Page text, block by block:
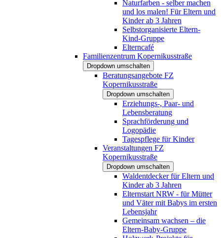
Naturfarben - selber machen
und los malen! Für Eltern und
Kinder ab 3 Jahren
Selbstorganisierte Eltern-
Kind-Gruppe
Elterncafé
Familienzentrum Kopernikusstraße
Dropdown umschalten
Beratungsangebote FZ
Kopernikusstraße
Dropdown umschalten
Erziehungs-, Paar- und
Lebensberatung
Sprachförderung und
Logopädie
Tagespflege für Kinder
Veranstaltungen FZ
Kopernikusstraße
Dropdown umschalten
Waldentdecker für Eltern und
Kinder ab 3 Jahren
Elternstart NRW - für Mütter
und Väter mit Babys im ersten
Lebensjahr
Gemeinsam wachsen – die
Eltern-Baby-Gruppe